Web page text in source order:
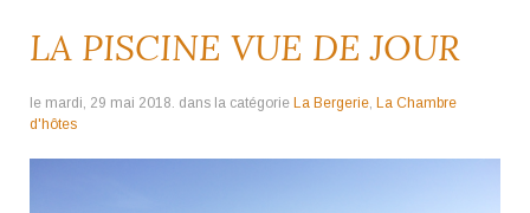
LA PISCINE VUE DE JOUR
le mardi, 29 mai 2018. dans la catégorie La Bergerie La Chambre
d'hôtes